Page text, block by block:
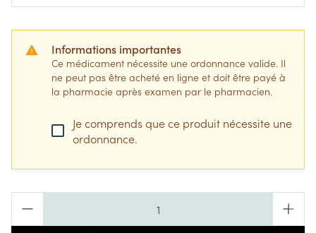
Informations importantes
Ce médicament nécessite une ordonnance valide. Il
ne peut pas être acheté en ligne et doit être payé à
la pharmacie après examen par le pharmacien.
Je comprends que ce produit nécessite une
ordonnance.